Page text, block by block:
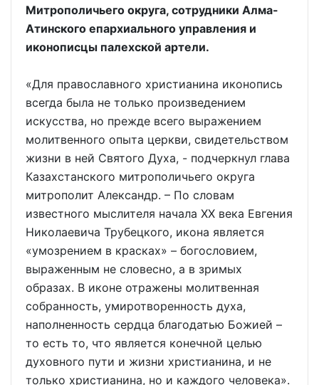
Митрополичьего округа, сотрудники Алма-
Атинского епархиального управления и
иконописцы палехской артели.
«Для православного христианина иконопись
всегда была не только произведением
искусства, но прежде всего выражением
молитвенного опыта церкви, свидетельством
жизни в ней Святого Духа, - подчеркнул глава
Казахстанского митрополичьего округа
митрополит Александр. – По словам
известного мыслителя начала ХХ века Евгения
Николаевича Трубецкого, икона является
«умозрением в красках» – богословием,
выраженным не словесно, а в зримых
образах. В иконе отражены молитвенная
собранность, умиротворенность духа,
наполненность сердца благодатью Божией –
то есть то, что является конечной целью
духовного пути и жизни христианина, и не
только христианина, но и каждого человека».